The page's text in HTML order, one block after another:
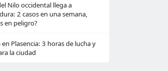
Nilo occidental llega a
2 casos en una semana,
en peligro?
Plasencia: 3 horas de lucha y
la ciudad